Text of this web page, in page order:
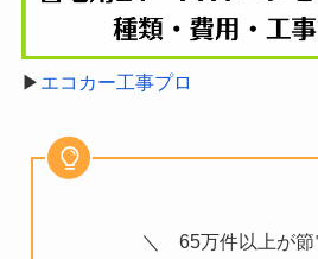
▶︎ エコカー工事プロ
＼ 65万件以上が